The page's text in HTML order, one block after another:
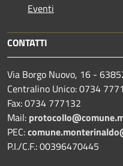
Eventi
CONTATTI
Via Borgo Nuovo, 16 -
Centralino Unico: 0734
Fax: 0734 777132
Mail:
PEC:
P.I./C.F.: 00396470445